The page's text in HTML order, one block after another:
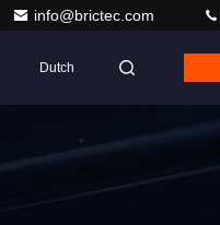
info@brictec.com
Dutch